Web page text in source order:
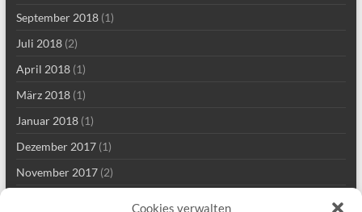
Cookies verwalten
September 2018(1)
Juli 2018(2)
April 2018(1)
März 2018(1)
Januar 2018(1)
Dezember 2017(1)
November 2017(2)